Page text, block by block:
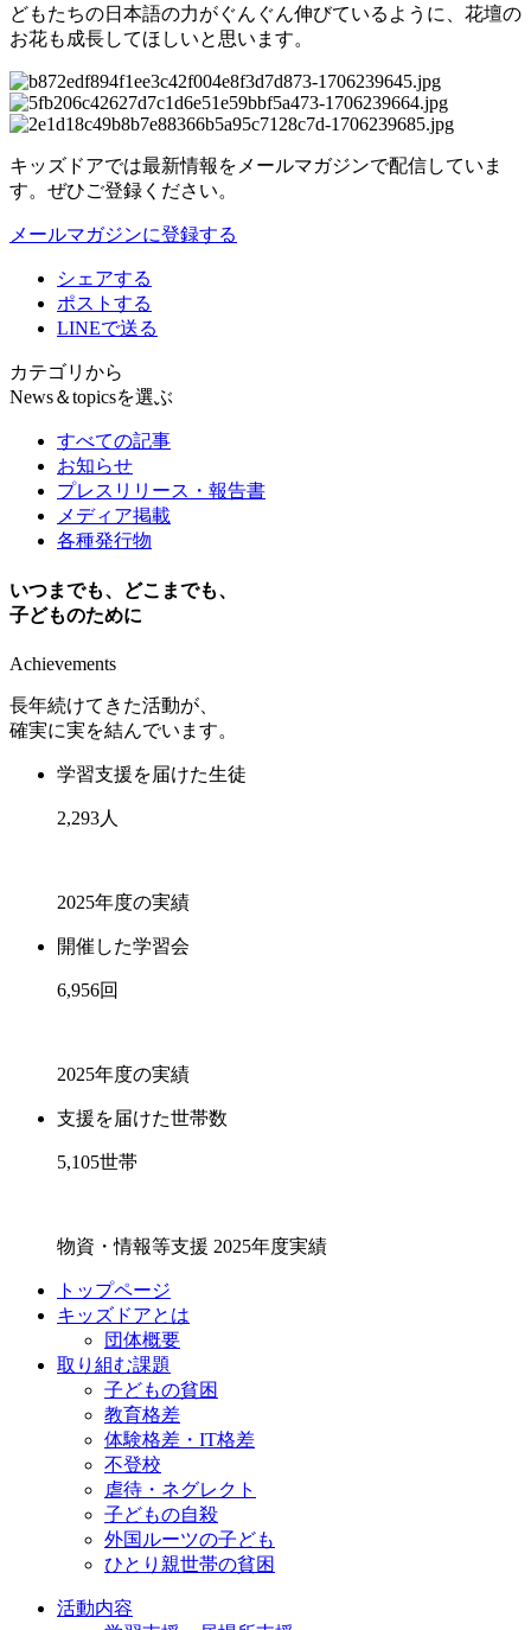
どもたちの日本語の力がぐんぐん伸びているように、花壇の
お花も成長してほしいと思います。
キッズドアでは最新情報をメールマガジンで配信していま
す。ぜひご登録ください。
メールマガジンに登録する
シェアする
ポストする
LINEで送る
カテゴリから
News＆topicsを選ぶ
すべての記事
お知らせ
プレスリリース・報告書
メディア掲載
各種発行物
いつまでも、どこまでも、
子どものために
Achievements
長年続けてきた活動が、
確実に実を結んでいます。
学習支援を届けた生徒
2,293人
2025年度の実績
開催した学習会
6,956回
2025年度の実績
支援を届けた世帯数
5,105世帯
物資・情報等支援 2025年度実績
トップページ
キッズドアとは
団体概要
取り組む課題
子どもの貧困
教育格差
体験格差・IT格差
不登校
虐待・ネグレクト
子どもの自殺
外国ルーツの子ども
ひとり親世帯の貧困
活動内容